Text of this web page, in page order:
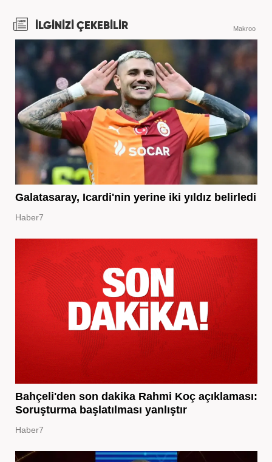
İLGİNİZİ ÇEKEBİLİR Makroo
Galatasaray, Icardi'nin yerine iki yıldız belirledi
Haber7
Bahçeli'den son dakika Rahmi Koç açıklaması:
Soruşturma başlatılması yanlıştır
Haber7